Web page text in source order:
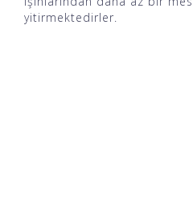
yitirmektedirler.